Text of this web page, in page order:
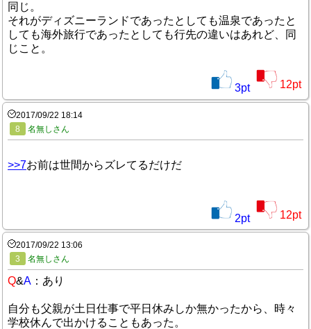
同じ。
それがディズニーランドであったとしても温泉であったと
しても海外旅行であったとしても行先の違いはあれど、同
じこと。
3pt 12pt
2017/09/22 18:14
8
名無しさん
>>7お前は世間からズレてるだけだ
2pt 12pt
2017/09/22 13:06
3
名無しさん
Q&A ：あり
自分も父親が土日仕事で平日休みしか無かったから、時々
学校休んで出かけることもあった。